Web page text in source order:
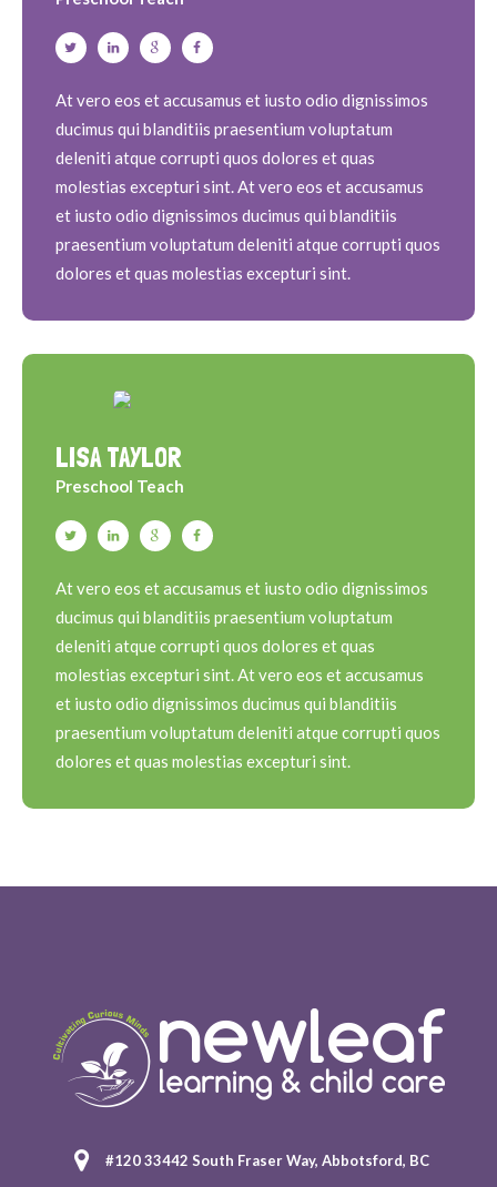
At vero eos et accusamus et iusto odio dignissimos
ducimus qui blanditiis praesentium voluptatum
deleniti atque corrupti quos dolores et quas
molestias excepturi sint. At vero eos et accusamus
et iusto odio dignissimos ducimus qui blanditiis
praesentium voluptatum deleniti atque corrupti quos
dolores et quas molestias excepturi sint.
LISA TAYLOR
Preschool Teach
At vero eos et accusamus et iusto odio dignissimos
ducimus qui blanditiis praesentium voluptatum
deleniti atque corrupti quos dolores et quas
molestias excepturi sint. At vero eos et accusamus
et iusto odio dignissimos ducimus qui blanditiis
praesentium voluptatum deleniti atque corrupti quos
dolores et quas molestias excepturi sint.
#120 33442 South Fraser Way, Abbotsford, BC